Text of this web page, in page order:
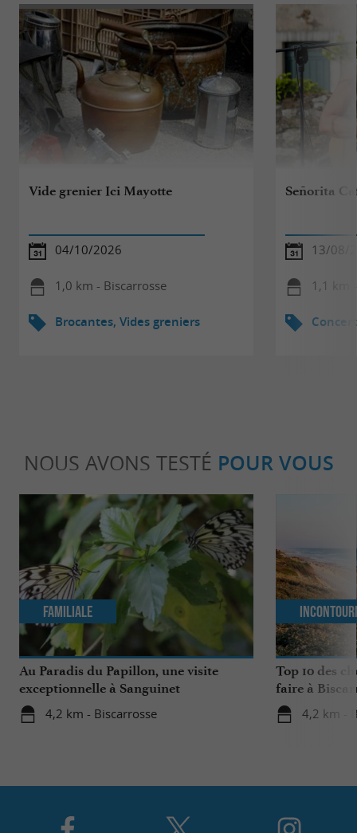
Vide grenier Ici Mayotte
04/10/2026
1,0 km - Biscarrosse
Brocantes, Vides greniers
Señorita
13/08/
1,1 km
NOUS AVONS TESTÉ POUR VOUS
Au Paradis du Papillon, une visite
exceptionnelle à Sanguinet
4,2 km - Biscarrosse
Familiale
Top 10 des
faire à
4,2 km -